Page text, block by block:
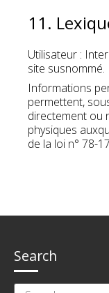
11.
Utilisateur :
site susnommé.
Informations
permettent,
directement ou
physiques
de la loi n° 78-
Search
Search